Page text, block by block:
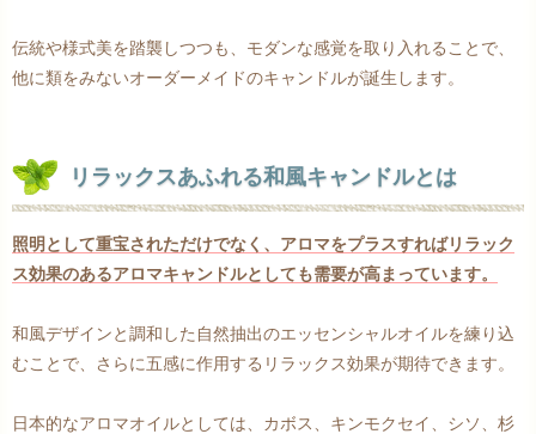
伝統や様式美を踏襲しつつも、モダンな感覚を取り入れることで、
他に類をみないオーダーメイドのキャンドルが誕生します。
リラックスあふれる和風キャンドルとは
照明として重宝されただけでなく、アロマをプラスすればリラック
ス効果のあるアロマキャンドルとしても需要が高まっています。
和風デザインと調和した自然抽出のエッセンシャルオイルを練り込
むことで、さらに五感に作用するリラックス効果が期待できます。
日本的なアロマオイルとしては、カボス、キンモクセイ、シソ、杉